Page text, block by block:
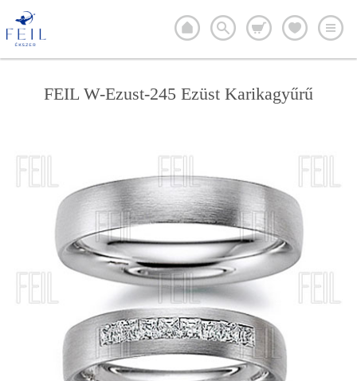
FEIL W-Ezust-245 Ezüst Karikagyűrű